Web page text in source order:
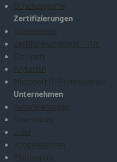
Schulungsorte
Zertifizierungen
Allgemeines
Zertifizierungstest - VUE
Certiport
Kryterion
Microsoft IT-Professionals
Unternehmen
Autorisierungen
Downloads
Jobs
Kooperationen
Philosophie